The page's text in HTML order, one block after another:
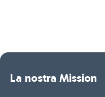
La nostra Mission